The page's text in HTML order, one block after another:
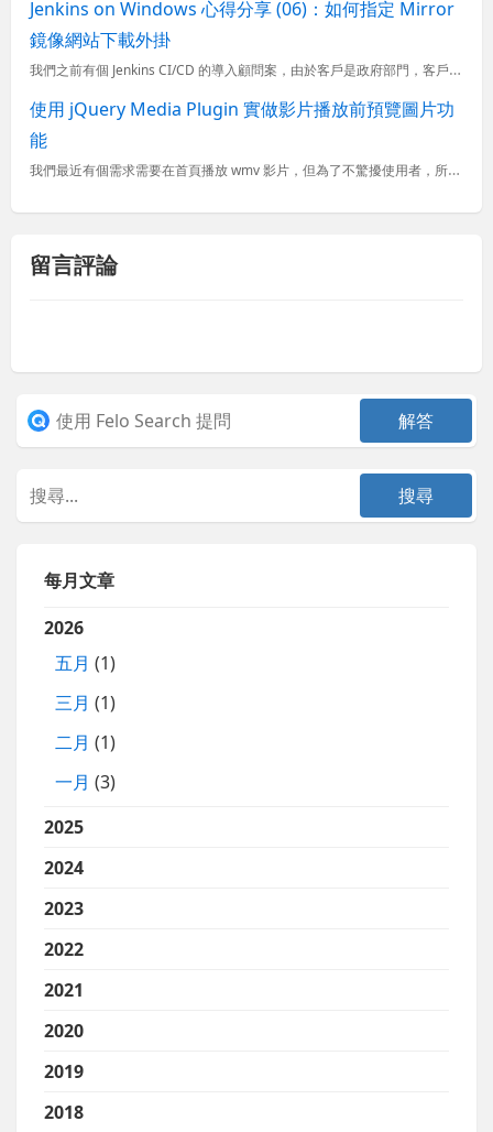
Jenkins on Windows 心得分享 (06)：如何指定 Mirror
鏡像網站下載外掛
我們之前有個 Jenkins CI/CD 的導入顧問案，由於客戶是政府部門，客戶端的防火牆已經設定了無法連接到任何中國大陸的 IP 或 URL，但是 Jenkins 的更新伺服器預設會判定來自台灣的
使用 jQuery Media Plugin 實做影片播放前預覽圖片功
能
我們最近有個需求需要在首頁播放 wmv 影片，但為了不驚擾使用者，所以預設是不自動播放的，但是在頁面中宣告載入影片的地方卻會黑黑的一片 (如下圖示)，因此客戶就要求說要先顯示一張圖片，然後點擊圖片後再...
留言評論
每月文章
2026
五月 (1)
三月 (1)
二月 (1)
一月 (3)
2025
2024
2023
2022
2021
2020
2019
2018